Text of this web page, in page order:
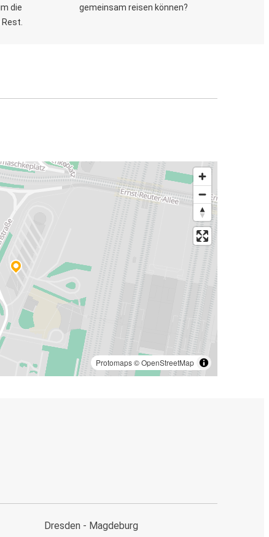
die
gemeinsam reisen können?
Protomaps©OpenStreetMap
Dresden - Magdeburg